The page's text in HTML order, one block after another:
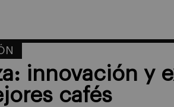
innovación y
cafés